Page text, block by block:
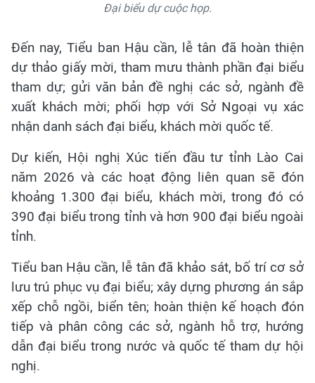
Đại biểu dự cuộc họp.
Đến nay, Tiểu ban Hậu cần, lễ tân đã hoàn thiện
dự thảo giấy mời, tham mưu thành phần đại biểu
tham dự; gửi văn bản đề nghị các sở, ngành đề
xuất khách mời; phối hợp với Sở Ngoại vụ xác
nhận danh sách đại biểu, khách mời quốc tế.
Dự kiến, Hội nghị Xúc tiến đầu tư tỉnh Lào Cai
năm 2026 và các hoạt động liên quan sẽ đón
khoảng 1.300 đại biểu, khách mời, trong đó có
390 đại biểu trong tỉnh và hơn 900 đại biểu ngoài
tỉnh.
Tiểu ban Hậu cần, lễ tân đã khảo sát, bố trí cơ sở
lưu trú phục vụ đại biểu; xây dựng phương án sắp
xếp chỗ ngồi, biển tên; hoàn thiện kế hoạch đón
tiếp và phân công các sở, ngành hỗ trợ, hướng
dẫn đại biểu trong nước và quốc tế tham dự hội
nghị.